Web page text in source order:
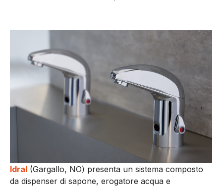
Idral (Gargallo, NO) presenta un sistema composto
da dispenser di sapone, erogatore acqua e